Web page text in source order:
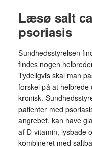
Læsø salt
psoriasis
Sundhedsstyrelsen
findes nogen
Tydeligvis skal man
forskel på at
kronisk.
patienter med
angrebet, kan have
af D-vitamin, lysbade
kombineret med